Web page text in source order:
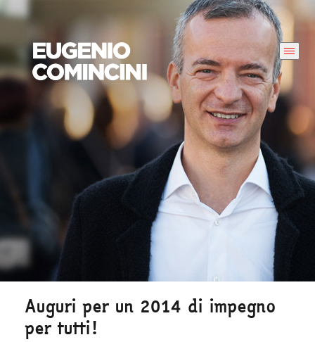
Auguri per un 2014 di impegno
per tutti!